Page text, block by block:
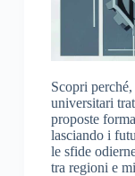
Scopri
universitari
proposte
lasciando i
le sfide
tra regioni e